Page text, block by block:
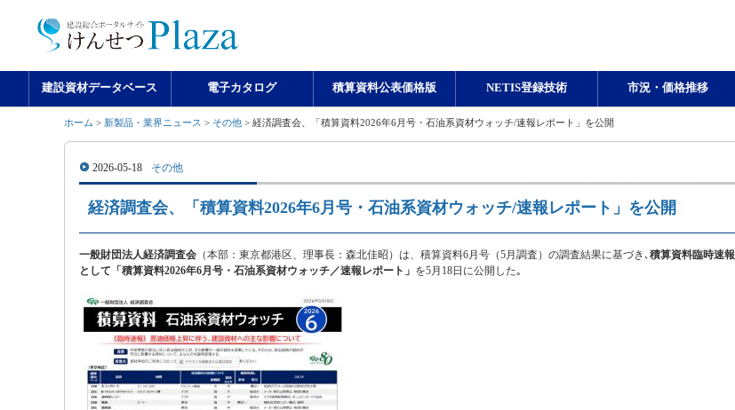
建設資材データベース 電子カタログ 積算資料公表価格版 NETIS登録技術 市況・価格推移
ホーム > 新製品・業界ニュース > その他 > 経済調査会、「積算資料2026年6月号・石油系資材ウォッチ/速報レポート」を公開
2026-05-18 その他
経済調査会、「積算資料2026年6月号・石油系資材ウォッチ/速報レポート」を公開
一般財団法人経済調査会 （本部：東京都港区、理事長：森北佳昭）は、積算資料6月号（5月調査）の調査結果に基づき､ 積算資料臨時速報
として「積算資料2026年6月号・石油系資材ウォッチ／速報レポート」 を5月18日に公開した｡